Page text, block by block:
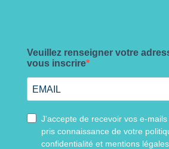
Veuillez renseigner votre
vous inscrire
J'accepte de recevoir vos e-
pris connaissance de votre
confidentialité et mentions légales.